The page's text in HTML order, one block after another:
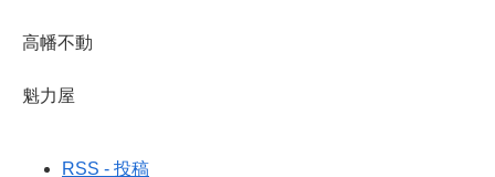
高幡不動
魁力屋
RSS - 投稿